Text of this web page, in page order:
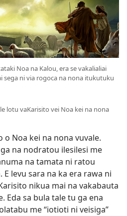
Noa na Kalou, era se vakalialiai
sega ni via rogoca na nona itukutuku
lotu vaKarisito vei Noa kei na nona
Noa kei na nona vuvale.
na nodratou ilesilesi me
na tamata ni ratou
levu sara na ka era rawa ni
nikua mai na vakabauta
Eda sa bula tale tu ga ena
me “iotioti ni veisiga”